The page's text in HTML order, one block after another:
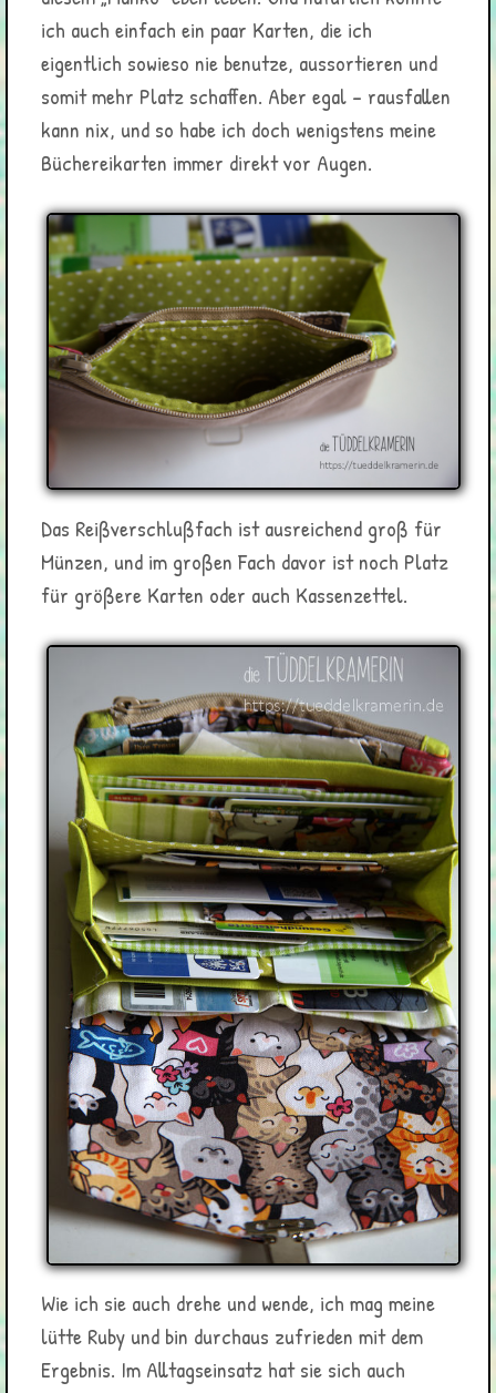
ich auch einfach ein paar Karten, die ich
eigentlich sowieso nie benutze, aussortieren und
somit mehr Platz schaffen. Aber egal – rausfallen
kann nix, und so habe ich doch wenigstens meine
Büchereikarten immer direkt vor Augen.
Das Reißverschlußfach ist ausreichend groß für
Münzen, und im großen Fach davor ist noch Platz
für größere Karten oder auch Kassenzettel.
Wie ich sie auch drehe und wende, ich mag meine
lütte Ruby und bin durchaus zufrieden mit dem
Ergebnis. Im Alltagseinsatz hat sie sich auch